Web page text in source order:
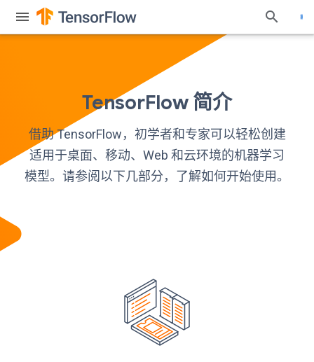
TensorFlow 简介
借助 TensorFlow，初学者和专家可以轻松创建
适用于桌面、移动、Web 和云环境的机器学习
模型。请参阅以下几部分，了解如何开始使用。